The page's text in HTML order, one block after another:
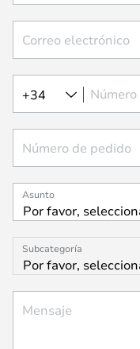
Correo electrónico
+34
Número de pedido
Asunto
Subcategoría
Mensaje